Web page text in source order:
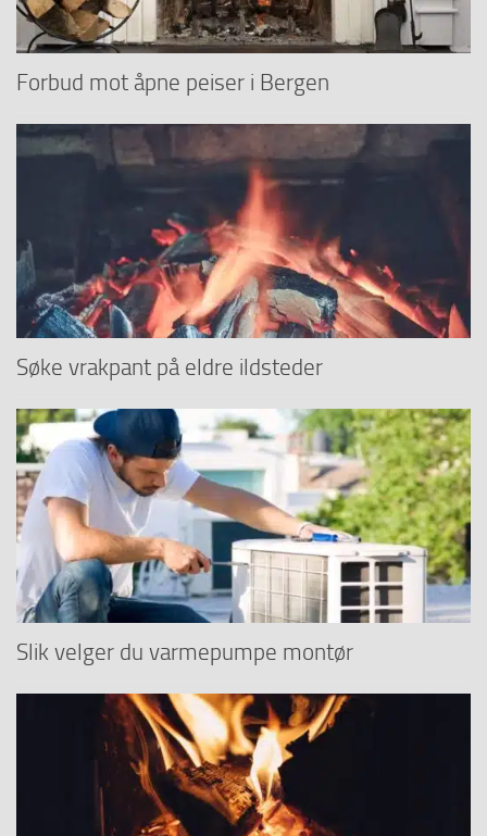
Forbud mot åpne peiser i Bergen
Søke vrakpant på eldre ildsteder
Slik velger du varmepumpe montør